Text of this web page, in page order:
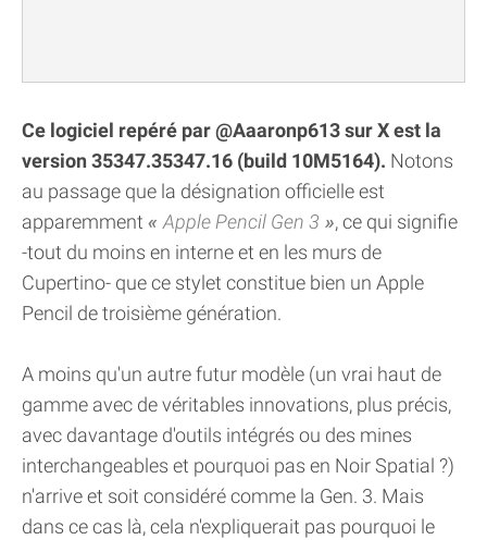
Ce logiciel repéré par @Aaaronp613 sur X est la
version 35347.35347.16 (build 10M5164). Notons
au passage que la désignation officielle est
apparemment
Apple Pencil Gen 3
, ce qui signifie
-tout du moins en interne et en les murs de
Cupertino- que ce stylet constitue bien un Apple
Pencil de troisième génération.
A moins qu'un autre futur modèle (un vrai haut de
gamme avec de véritables innovations, plus précis,
avec davantage d'outils intégrés ou des mines
interchangeables et pourquoi pas en Noir Spatial ?)
n'arrive et soit considéré comme la Gen. 3. Mais
dans ce cas là, cela n'expliquerait pas pourquoi le